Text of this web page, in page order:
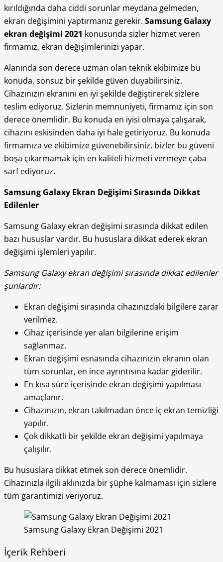
kırıldığında daha ciddi sorunlar meydana gelmeden,
ekran değişimini yaptırmanız gerekir. Samsung Galaxy
ekran değişimi 2021 konusunda sizler hizmet veren
firmamız, ekran değişimlerinizi yapar.
Alanında son derece uzman olan teknik ekibimize bu
konuda, sonsuz bir şekilde güven duyabilirsiniz.
Cihazınızın ekranını en iyi şekilde değiştirerek sizlere
teslim ediyoruz. Sizlerin memnuniyeti, firmamız için son
derece önemlidir. Bu konuda en iyisi olmaya çalışarak,
cihazını eskisinden daha iyi hale getiriyoruz. Bu konuda
firmamıza ve ekibimize güvenebilirsiniz, bizler bu güveni
boşa çıkarmamak için en kaliteli hizmeti vermeye çaba
sarf ediyoruz.
Samsung Galaxy Ekran Değişimi Sırasında Dikkat
Edilenler
Samsung Galaxy ekran değişimi sırasında dikkat edilen
bazı hususlar vardır. Bu hususlara dikkat ederek ekran
değişimi işlemleri yapılır.
Samsung Galaxy ekran değişimi sırasında dikkat edilenler
şunlardır:
Ekran değişimi sırasında cihazınızdaki bilgilere zarar
verilmez.
Cihaz içerisinde yer alan bilgilerine erişim
sağlanmaz.
Ekran değişimi esnasında cihazınızın ekranın olan
tüm sorunlar, en ince ayrıntısına kadar giderilir.
En kısa süre içerisinde ekran değişimi yapılması
amaçlanır.
Cihazınızın, ekran takılmadan önce iç ekran temizliği
yapılır.
Çok dikkatli bir şekilde ekran değişimi yapılmaya
çalışılır.
Bu hususlara dikkat etmek son derece önemlidir.
Cihazınızla ilgili aklınızda bir şüphe kalmaması için sizlere
tüm garantimizi veriyoruz.
Samsung Galaxy Ekran Değişimi 2021
İçerik Rehberi